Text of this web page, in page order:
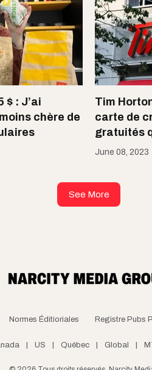
$ : J’ai
chère de
Tim
carte de
gratuités
June 08, 2023
See More
Normes Éditioriales Registre Pubs
| US | Québec | Global |